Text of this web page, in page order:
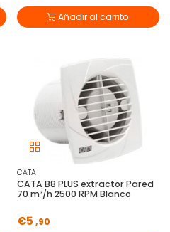
Añadir al carrito
CATA
CATA B8 PLUS extractor Pared
70 m³/h 2500 RPM Blanco
€5 ,90